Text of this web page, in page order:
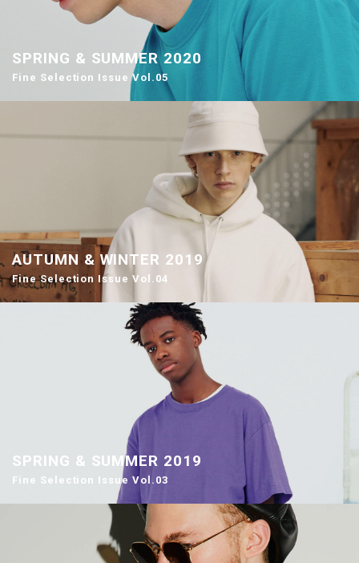
SPRING & SUMMER 2020
Fine Selection Issue Vol.05
AUTUMN & WINTER 2019
Fine Selection Issue Vol.04
SPRING & SUMMER 2019
Fine Selection Issue Vol.03